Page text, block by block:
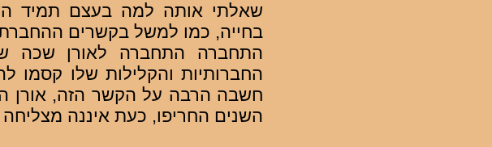
שאלתי אותה למה בעצם תמיד
בחייה, כמו למשל בקשרים
התחברה התחברה לאורן שכה
החברותיות והקלילות שלו קסמו
חשבה הרבה על הקשר הזה, אורן
השנים החריפו, כעת איננה